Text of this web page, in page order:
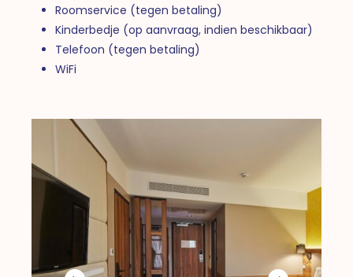
Roomservice (tegen betaling)
Kinderbedje (op aanvraag, indien beschikbaar)
Telefoon (tegen betaling)
WiFi